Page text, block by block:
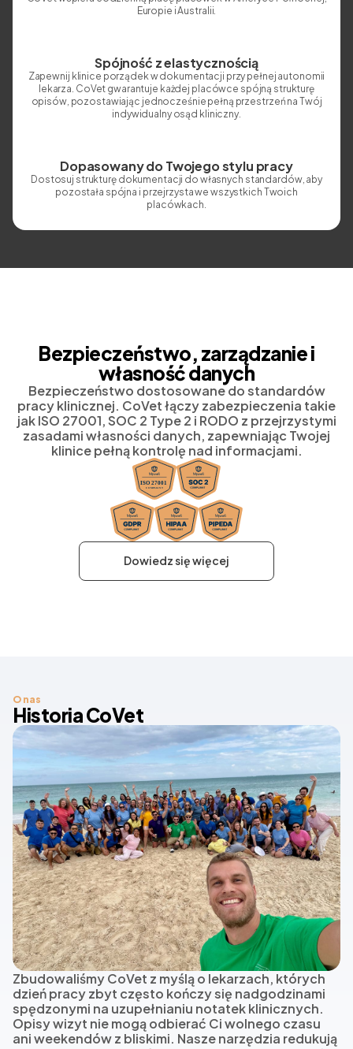
Europie i Australii.
Spójność z elastycznością
Zapewnij klinice porządek w dokumentacji przy pełnej autonomii
lekarza. CoVet gwarantuje każdej placówce spójną strukturę
opisów, pozostawiając jednocześnie pełną przestrzeń na Twój
indywidualny osąd kliniczny.
Dopasowany do Twojego stylu pracy
Dostosuj strukturę dokumentacji do własnych standardów, aby
pozostała spójna i przejrzysta we wszystkich Twoich
placówkach.
Bezpieczeństwo, zarządzanie i
własność danych
Bezpieczeństwo dostosowane do standardów
pracy klinicznej. CoVet łączy zabezpieczenia takie
jak ISO 27001, SOC 2 Type 2 i RODO z przejrzystymi
zasadami własności danych, zapewniając Twojej
klinice pełną kontrolę nad informacjami.
Dowiedz się więcej
O nas
Historia CoVet
Zbudowaliśmy CoVet z myślą o lekarzach, których
dzień pracy zbyt często kończy się nadgodzinami
spędzonymi na uzupełnianiu notatek klinicznych.
Opisy wizyt nie mogą odbierać Ci wolnego czasu
ani weekendów z bliskimi. Nasze narzędzia redukują